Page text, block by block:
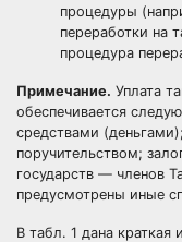
процедуры
переработки на
процедура
Примечание. Уплата
обеспечивается
средствами
поручительством;
государств — членов
предусмотрены иные
В табл. 1 дана краткая